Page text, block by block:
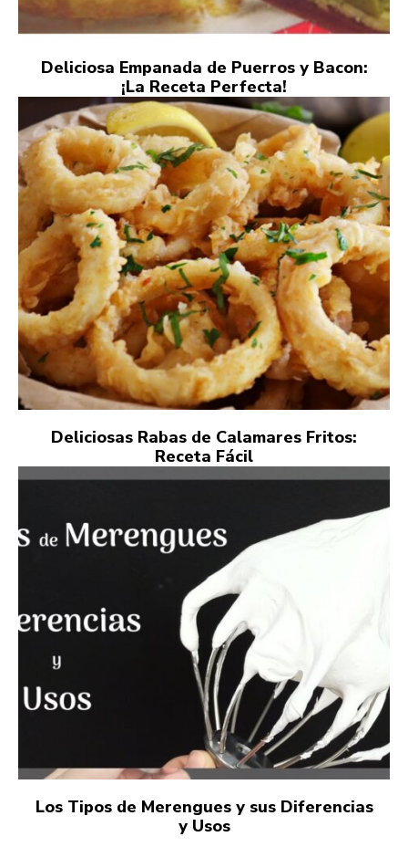
Deliciosa Empanada de Puerros y Bacon:
¡La Receta Perfecta!
Deliciosas Rabas de Calamares Fritos:
Receta Fácil
Los Tipos de Merengues y sus Diferencias
y Usos